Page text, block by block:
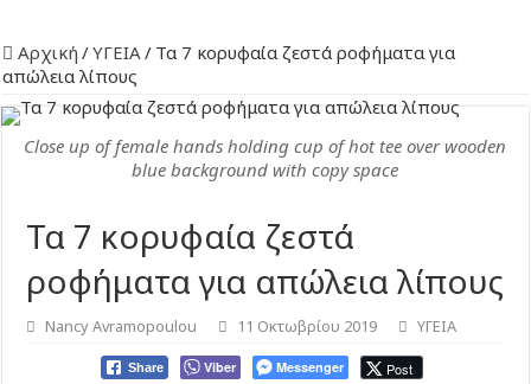
Αρχική /ΥΓΕΙΑ/ Τα 7 κορυφαία ζεστά ροφήματα για
απώλεια λίπους
Close up of female hands holding cup of hot tee over wooden
blue background with copy space
Τα 7 κορυφαία ζεστά
ροφήματα για απώλεια λίπους
Nancy Avramopoulou 11 Οκτωβρίου 2019 ΥΓΕΙΑ
Share Viber Messenger Post